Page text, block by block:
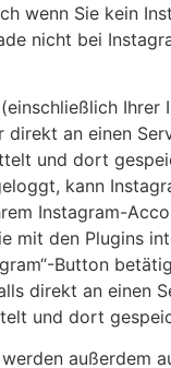
wenn Sie kein
nicht bei
Ihrer
direkt an einen
und dort
kann
Instagram-
mit den Plugins
Button
direkt an einen
und dort
außerdem